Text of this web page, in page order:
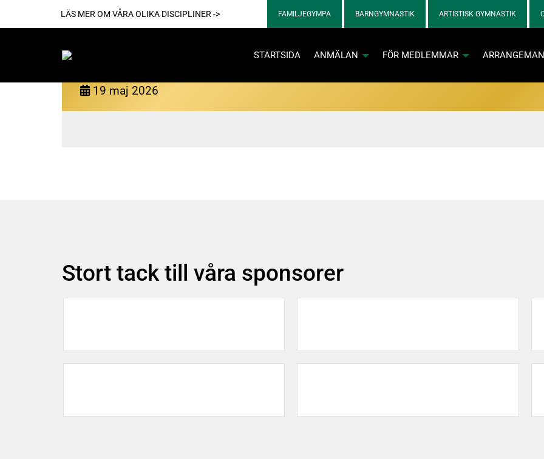
LÄS MER OM VÅRA OLIKA DISCIPLINER -> FAMILJEGYMPA BARNGYMNASTIK ARTISTISK GYMNASTIK
STARTSIDA ANMÄLAN FÖR MEDLEMMAR
19 maj 2026
Stort tack till våra sponsorer